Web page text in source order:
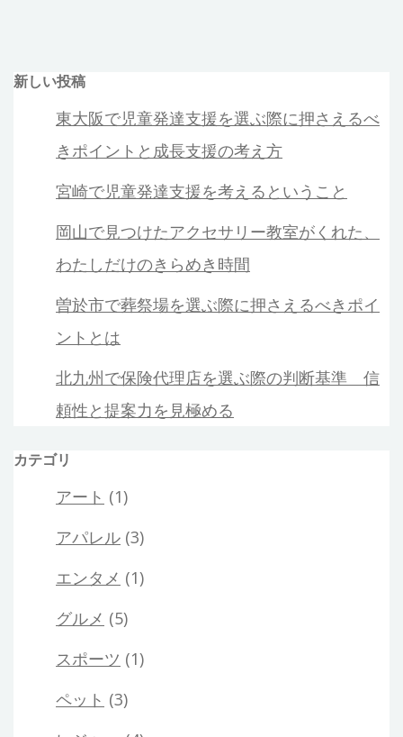
と
う
選
が
ら
ら
ペ
新しい投稿
東大阪で児童発達支援を選ぶ際に押さえるべ
きポイントと成長支援の考え方
宮崎で児童発達支援を考えるということ
岡山で見つけたアクセサリー教室がくれた、
わたしだけのきらめき時間
曽於市で葬祭場を選ぶ際に押さえるべきポイ
ントとは
北九州で保険代理店を選ぶ際の判断基準 信
頼性と提案力を見極める
カテゴリ
アート (1)
アパレル (3)
エンタメ (1)
グルメ (5)
スポーツ (1)
ペット (3)